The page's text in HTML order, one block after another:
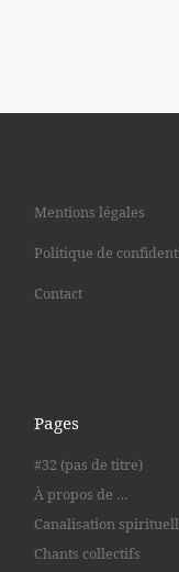
Mentions légales
Politique de
Contact
Pages
#32 (pas de titre)
À propos de …
Canalisation
Chants collectifs